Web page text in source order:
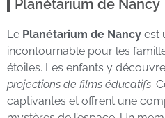
Planétarium de Nancy
Le Planétarium de Nancy est
incontournable pour les
étoiles. Les enfants y
projections de films éducatifs.
captivantes et offrent une